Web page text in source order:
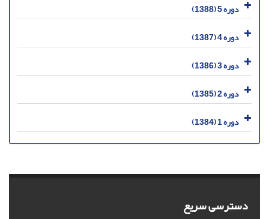
دوره 5 (1388)
دوره 4 (1387)
دوره 3 (1386)
دوره 2 (1385)
دوره 1 (1384)
دسترسی سریع